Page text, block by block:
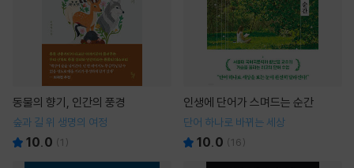
동물의 향기, 인간의 풍경
숲과 길 위 생명의 여정
10.0 (1 )
인생에 단어가 스며드는 순간
단어 하나로 바뀌는 세상
10.0 (16)